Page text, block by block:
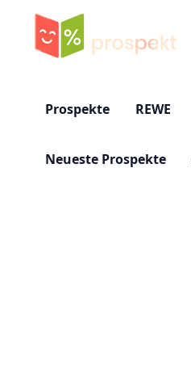
Prospekte REWE
Neueste Prospekte